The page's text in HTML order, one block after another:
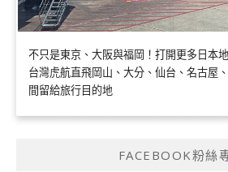
不只是東京、大阪與福岡！打開更多日本
台灣虎航直飛岡山、大分、仙台、名古屋
間留給旅行目的地
FACEBOOK粉絲